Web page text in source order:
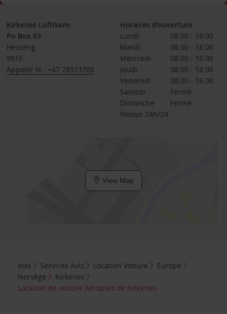
Kirkenes Lufthavn
Po Box 83
Hesseng
9916
Appeler le : +47 78973705
Horaires d'ouverture
Lundi
08:00 - 16:00
Mardi
08:00 - 16:00
Mercredi
08:00 - 16:00
Jeudi
08:00 - 16:00
Vendredi
08:00 - 16:00
Samedi
Fermé
Dimanche
Fermé
Retour 24h/24
View Map
Avis Services Avis Location Voiture
Europe
Norvège
Kirkenes
Location de voiture Aéroport de Kirkenes